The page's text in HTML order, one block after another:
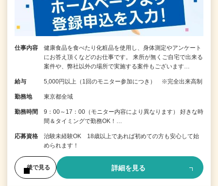
仕事内容
健康食品を食べたり化粧品を使用し、身体測定やアンケート
にお答え頂くなどのお仕事です。 来所が無くご自宅で出来る
案件や、弊社以外の場所で実施する案件もございます…
給与 5,000円以上（1回のモニター参加につき） ※完全出来高制
勤務地 東京都全域
勤務時間
9：00～17：00（モニター内容により異なります） 好きな時
間＆タイミングで勤務OK！…
応募資格
治験未経験OK 18歳以上であれば初めての方も安心して始
められます！
後で見る 詳細を見る